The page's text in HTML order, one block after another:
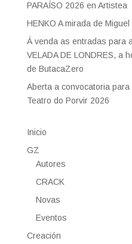
PARAÍSO 2026 en Artistea
HENKO A mirada de
Á venda as entradas para
VELADA DE LONDRES, a
de ButacaZero
Aberta a convocatoria
Teatro do Porvir 2026
Inicio
GZ
Autores
CRACK
Novas
Eventos
Creación